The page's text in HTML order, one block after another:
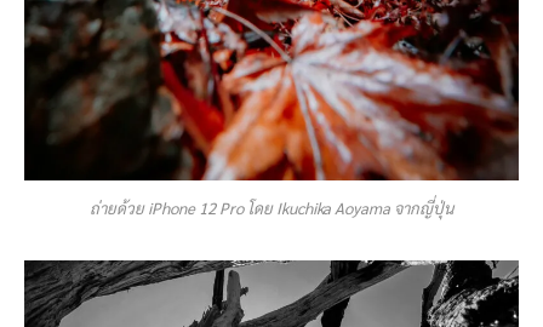
ถ่ายด้วย iPhone 12 Pro โดย Ikuchika Aoyama จากญี่ปุ่น